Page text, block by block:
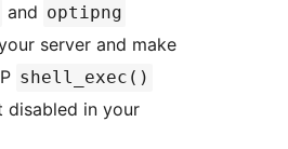
and optipng
server and make
shell_exec()
disabled in your